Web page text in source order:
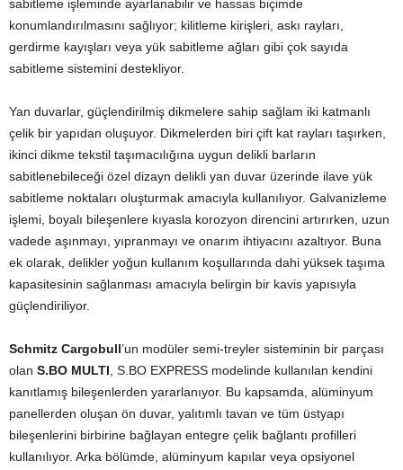
sabitleme işleminde ayarlanabilir ve hassas biçimde
konumlandırılmasını sağlıyor; kilitleme kirişleri, askı rayları,
gerdirme kayışları veya yük sabitleme ağları gibi çok sayıda
sabitleme sistemini destekliyor.
Yan duvarlar, güçlendirilmiş dikmelere sahip sağlam iki katmanlı
çelik bir yapıdan oluşuyor. Dikmelerden biri çift kat rayları taşırken,
ikinci dikme tekstil taşımacılığına uygun delikli barların
sabitlenebileceği özel dizayn delikli yan duvar üzerinde ilave yük
sabitleme noktaları oluşturmak amacıyla kullanılıyor. Galvanizleme
işlemi, boyalı bileşenlere kıyasla korozyon direncini artırırken, uzun
vadede aşınmayı, yıpranmayı ve onarım ihtiyacını azaltıyor. Buna
ek olarak, delikler yoğun kullanım koşullarında dahi yüksek taşıma
kapasitesinin sağlanması amacıyla belirgin bir kavis yapısıyla
güçlendiriliyor.
Schmitz Cargobull’un modüler semi-treyler sisteminin bir parçası
olan S.BO MULTI , S.BO EXPRESS modelinde kullanılan kendini
kanıtlamış bileşenlerden yararlanıyor. Bu kapsamda, alüminyum
panellerden oluşan ön duvar, yalıtımlı tavan ve tüm üstyapı
bileşenlerini birbirine bağlayan entegre çelik bağlantı profilleri
kullanılıyor. Arka bölümde, alüminyum kapılar veya opsiyonel